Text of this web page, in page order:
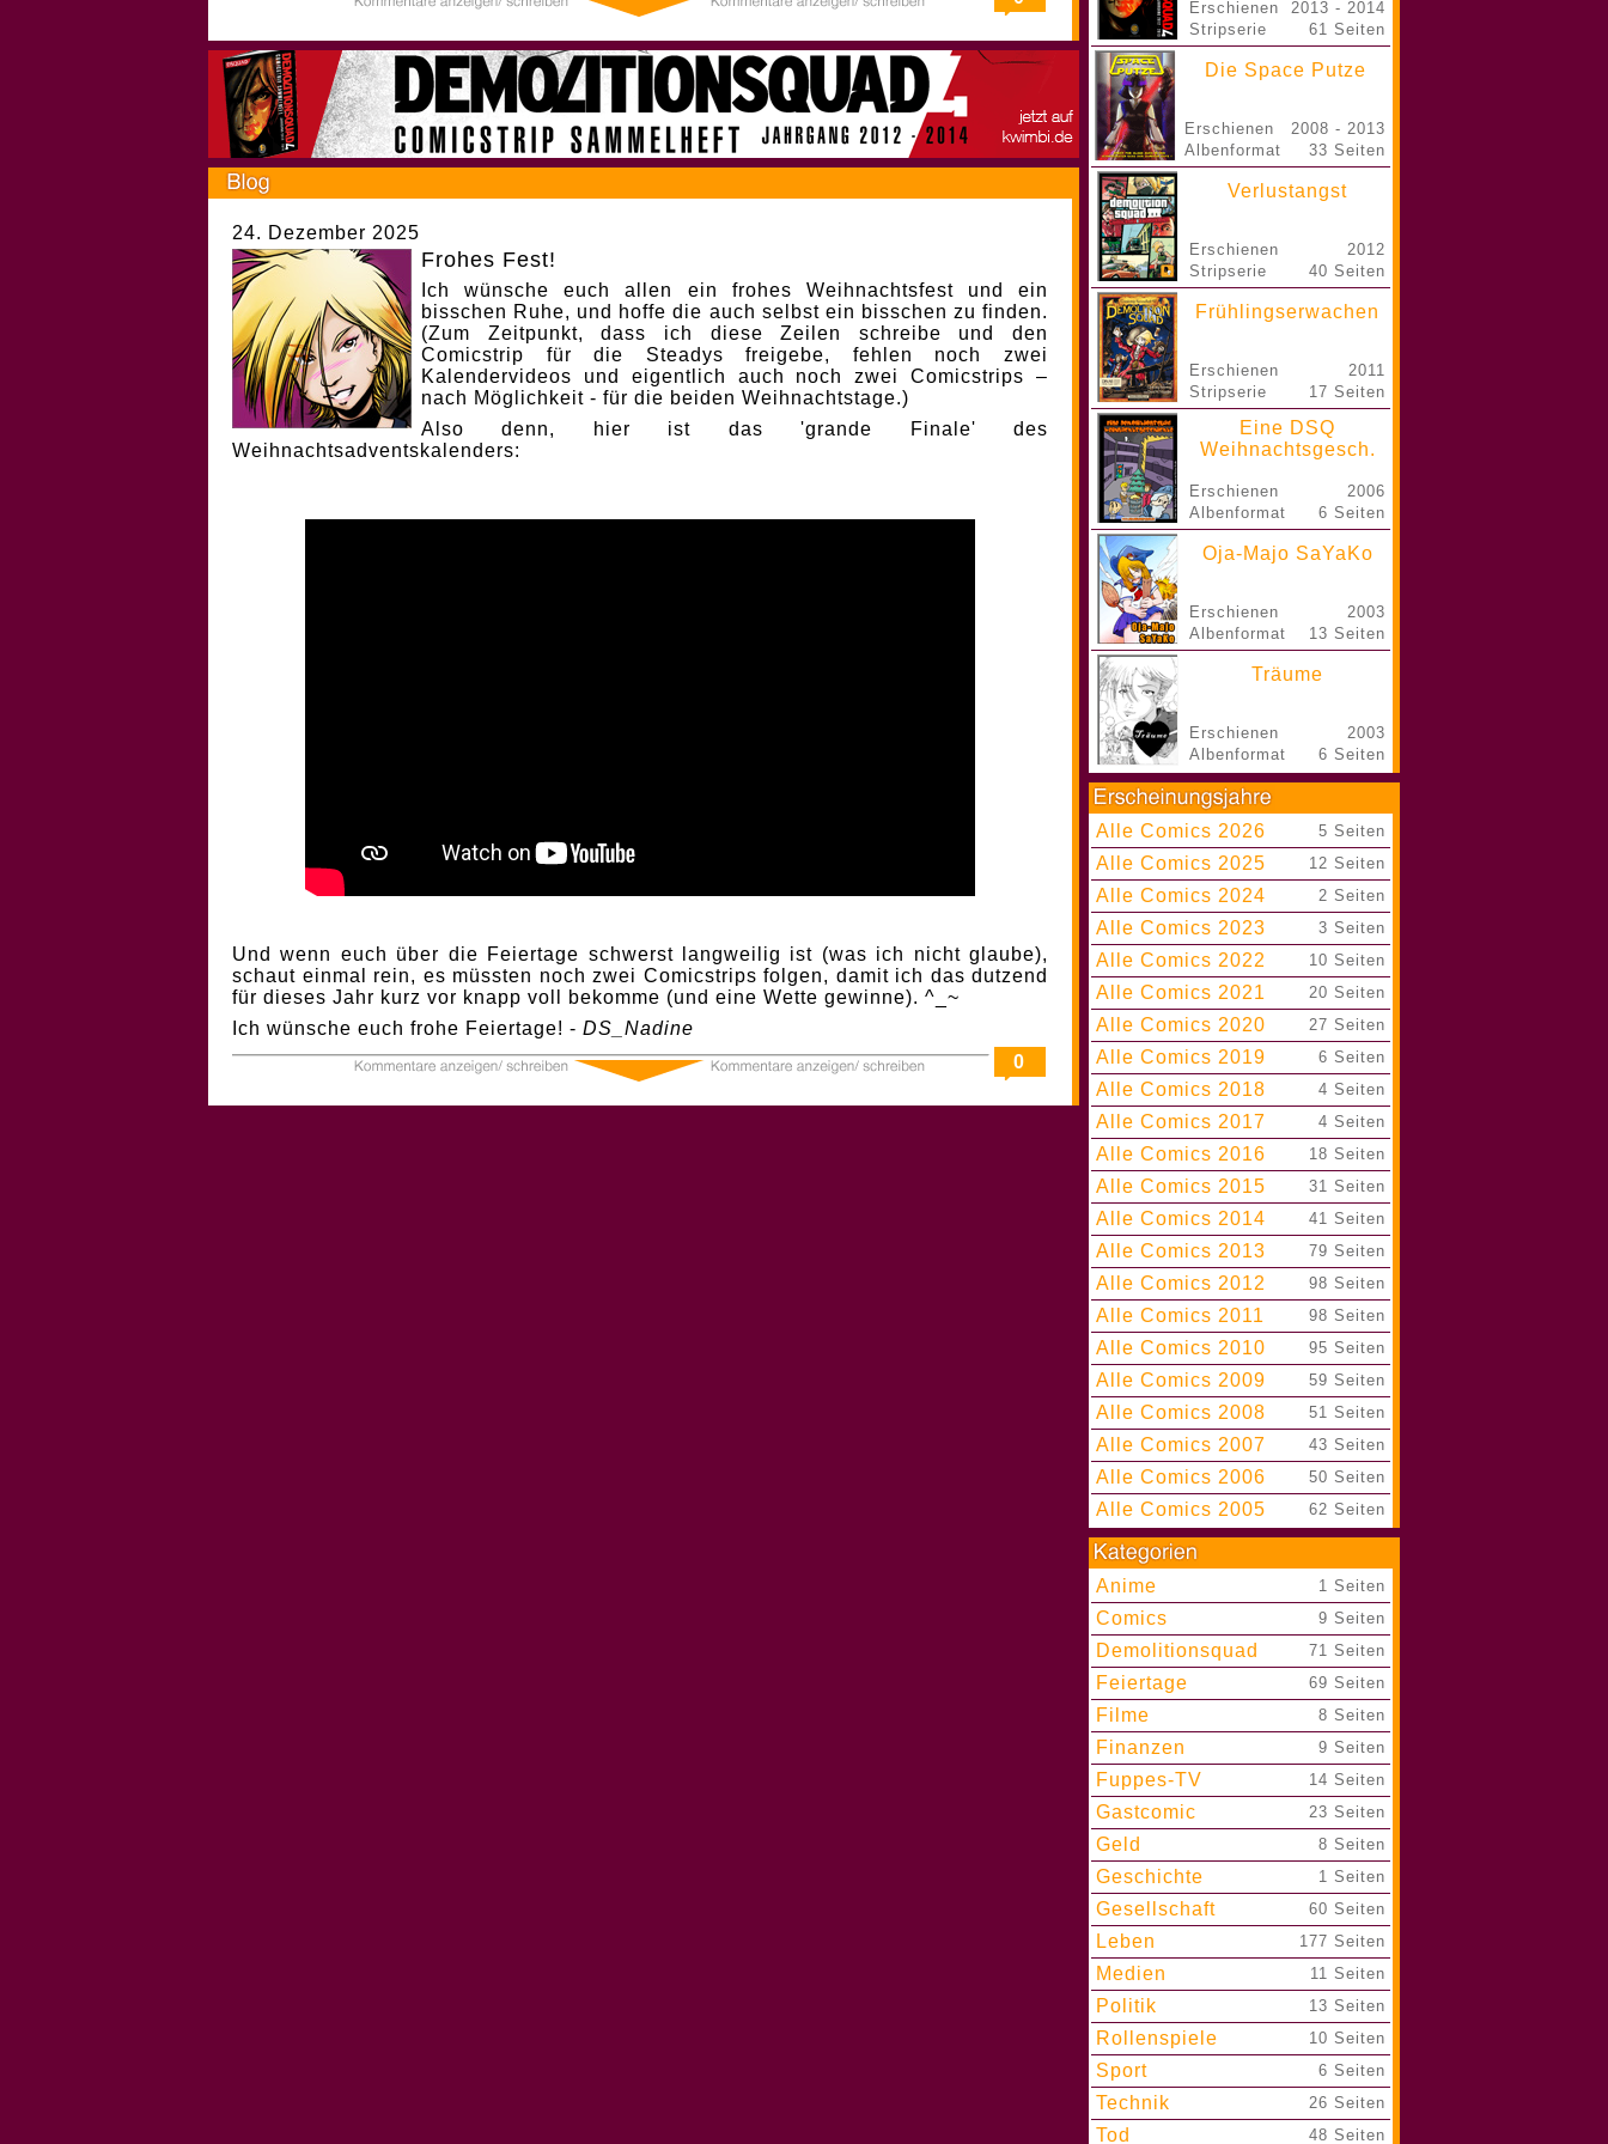
24. Dezember 2025
Frohes Fest!
Ich wünsche euch allen ein frohes Weihnachtsfest und ein
bisschen Ruhe, und hoffe die auch selbst ein bisschen zu finden.
(Zum Zeitpunkt, dass ich diese Zeilen schreibe und den
Comicstrip für die Steadys freigebe, fehlen noch zwei
Kalendervideos und eigentlich auch noch zwei Comicstrips –
nach Möglichkeit - für die beiden Weihnachtstage.)
Also denn, hier ist das 'grande Finale' des
Weihnachtsadventskalenders:
Und wenn euch über die Feiertage schwerst langweilig ist (was ich nicht glaube),
schaut einmal rein, es müssten noch zwei Comicstrips folgen, damit ich das dutzend
für dieses Jahr kurz vor knapp voll bekomme (und eine Wette gewinne). ^_~
Ich wünsche euch frohe Feiertage! - DS_Nadine
0
Erschienen
Stripserie
2013 - 2014
61 Seiten
Die Space Putze
Erschienen
Albenformat
2008 - 2013
33 Seiten
Verlustangst
Erschienen
Stripserie
2012
40 Seiten
Frühlingserwachen
Erschienen
Stripserie
2011
17 Seiten
Eine DSQ
Weihnachtsgesch.
Erschienen
Albenformat
2006
6 Seiten
Oja-Majo SaYaKo
Erschienen
Albenformat
2003
13 Seiten
Träume
Erschienen
Albenformat
2003
6 Seiten
Alle Comics 2026 5 Seiten
Alle Comics 2025 12 Seiten
Alle Comics 2024 2 Seiten
Alle Comics 2023 3 Seiten
Alle Comics 2022 10 Seiten
Alle Comics 2021 20 Seiten
Alle Comics 2020 27 Seiten
Alle Comics 2019 6 Seiten
Alle Comics 2018 4 Seiten
Alle Comics 2017 4 Seiten
Alle Comics 2016 18 Seiten
Alle Comics 2015 31 Seiten
Alle Comics 2014 41 Seiten
Alle Comics 2013 79 Seiten
Alle Comics 2012 98 Seiten
Alle Comics 2011 98 Seiten
Alle Comics 2010 95 Seiten
Alle Comics 2009 59 Seiten
Alle Comics 2008 51 Seiten
Alle Comics 2007 43 Seiten
Alle Comics 2006 50 Seiten
Alle Comics 2005 62 Seiten
Anime 1 Seiten
Comics 9 Seiten
Demolitionsquad 71 Seiten
Feiertage 69 Seiten
Filme 8 Seiten
Finanzen 9 Seiten
Fuppes-TV 14 Seiten
Gastcomic 23 Seiten
Geld 8 Seiten
Geschichte 1 Seiten
Gesellschaft 60 Seiten
Leben 177 Seiten
Medien 11 Seiten
Politik 13 Seiten
Rollenspiele 10 Seiten
Sport 6 Seiten
Technik 26 Seiten
Tod 48 Seiten